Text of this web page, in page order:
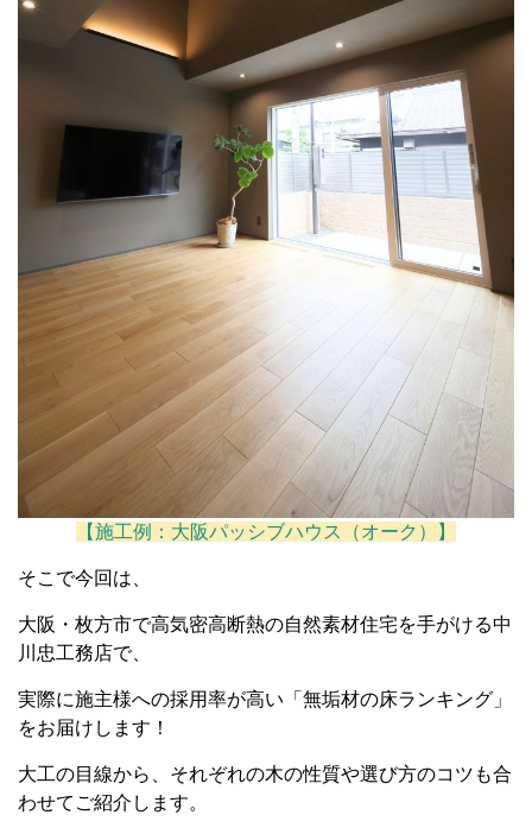
【施工例：大阪パッシブハウス（オーク）】
そこで今回は、
大阪・枚方市で高気密高断熱の自然素材住宅を手がける中
川忠工務店で、
実際に施主様への採用率が高い「無垢材の床ランキング」
をお届けします！
大工の目線から、それぞれの木の性質や選び方のコツも合
わせてご紹介します。